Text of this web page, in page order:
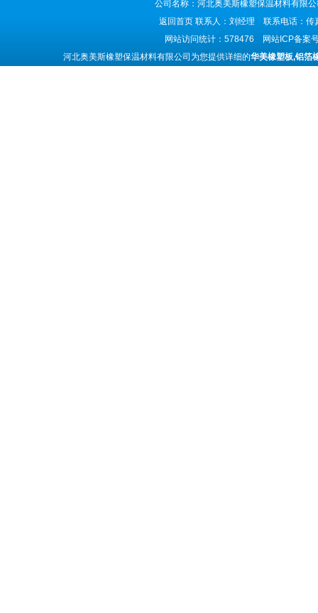
公司名称：河北奥美斯橡塑保温材料有
返回首页 联系人：刘经理 联系电话：
网站访问统计：578476 网站ICP备案
河北奥美斯橡塑保温材料有限公司为您提供详细的华美橡塑板,铝箔